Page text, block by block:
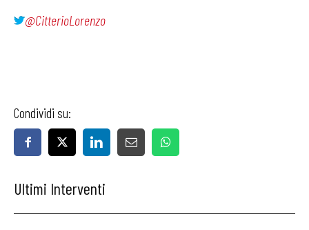
@CitterioLorenzo
Condividi su:
Ultimi Interventi